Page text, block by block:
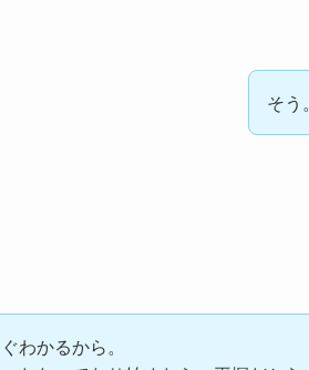
そう。
わかるから。